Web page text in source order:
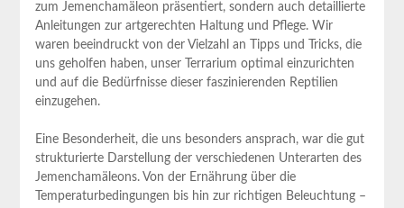
zum Jemenchamäleon präsentiert, sondern auch detaillierte
Anleitungen zur artgerechten Haltung und Pflege. Wir
waren beeindruckt von der Vielzahl an Tipps und Tricks, die
uns geholfen haben, unser Terrarium optimal einzurichten
und auf die Bedürfnisse dieser faszinierenden Reptilien
einzugehen.
Eine Besonderheit, die uns besonders ansprach, war die gut
strukturierte Darstellung der verschiedenen Unterarten des
Jemenchamäleons. Von der Ernährung über die
Temperaturbedingungen bis hin zur richtigen Beleuchtung –